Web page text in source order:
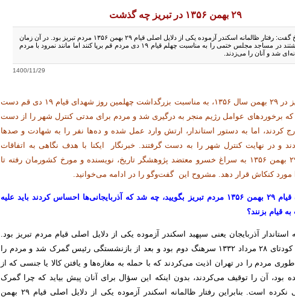
۲۹ بهمن ۱۳۵۶ در تبریز چه گذشت
کارشناس تاریخ گفت: رفتار ظالمانه اسکندر آزموده یکی از دلایل اصلی قیام ۲۹ بهمن ۱۳۵۶ مردم تبریز بود. در آن زمان
مردم قصد داشتند در مساجد مجلس ختمی را به مناسبت چهلم قیام ۱۹ دی مردم قم برپا کنند اما مانند نمرود با مردم
شد و آنان را می‌زدند.
1400/11/29
مردم انقلابی تبریز در ۲۹ بهمن سال ۱۳۵۶، به مناسبت بزرگداشت چهلمین روز شهدای قیام ۱۹ دی قم دست
که برخوردهای عوامل رژیم منجر به درگیری شد و مردم برای مدتی کنترل شهر را از دست
کردند، اما به دستور استاندار، ارتش وارد عمل شده و ده‌ها نفر را به شهادت و صدها
و در نهایت کنترل شهر را به دست گرفتند. خبرنگار ایکنا با هدف نگاهی به اتفاقات
رخ‌داده در قیام ۲۹ بهمن ۱۳۵۶ به سراغ خسرو معتضد پژوهشگر تاریخ، نویسنده و مورخ کشورمان رفته تا
مورد کنکاش قرار دهد. مشروح این گفت‌وگو را در ادامه می‌خوانید.
ایکنا- ابتدا درباره قیام ۲۹ بهمن ۱۳۵۶ مردم تبریز بگویید، چه شد که آذربایجانی‌ها احساس کردند باید علیه
قیام بزنند؟
استاندار آذربایجان یعنی سپهبد اسکندر آزموده یکی از دلایل اصلی قیام مردم تبریز بود.
آزموده در جریان کودتای ۲۸ مرداد ۱۳۳۲ سرهنگ دوم بود و بعد از بازنشستگی رئیس گمرک شد و مردم را
مردم را در تهران اذیت می‌کردند که با حمله به مغازه‌ها و یافتن کالا یا جنسی که از
بود، آن را توقیف می‌کردند، بدون اینکه این سؤال برای آنان پیش بیاید که چرا گمرک
خرمشهر رسیدگی نکرده است. بنابراین رفتار ظالمانه اسکندر آزموده یکی از دلایل اصلی قیام ۲۹ بهمن